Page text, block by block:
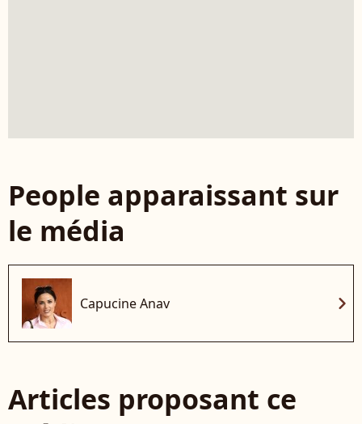
People apparaissant sur
le média
Capucine Anav chevron_right
Articles proposant ce